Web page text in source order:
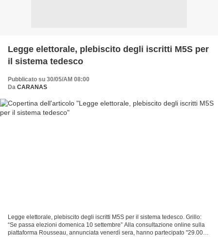
Legge elettorale, plebiscito degli iscritti M5S per
il sistema tedesco
Pubblicato su 30/05/AM 08:00
Da CARANAS
Legge elettorale, plebiscito degli iscritti M5S per il sistema tedesco. Grillo:
“Se passa elezioni domenica 10 settembre” Alla consultazione online sulla
piattaforma Rousseau, annunciata venerdì sera, hanno partecipato "29.005